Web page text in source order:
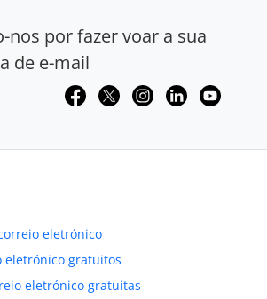
nos por fazer voar a sua
de e-mail
eletrónico
eletrónico gratuitos
eletrónico gratuitas